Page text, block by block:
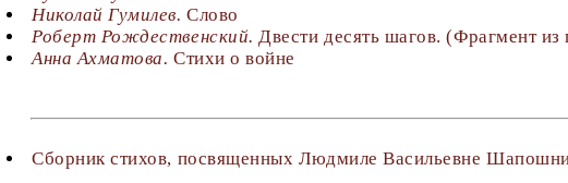
Николай Гумилев.Слово
Роберт Рождественский. Двести десять шагов. (Фрагмент
Анна Ахматова. Стихи о войне
Сборник стихов, посвященных Людмиле Васильевне